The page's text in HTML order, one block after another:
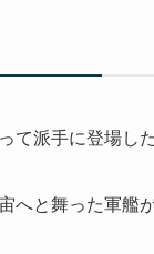
て派手に登場した
へと舞った軍艦